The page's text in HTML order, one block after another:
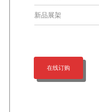
新品展架
在线订购